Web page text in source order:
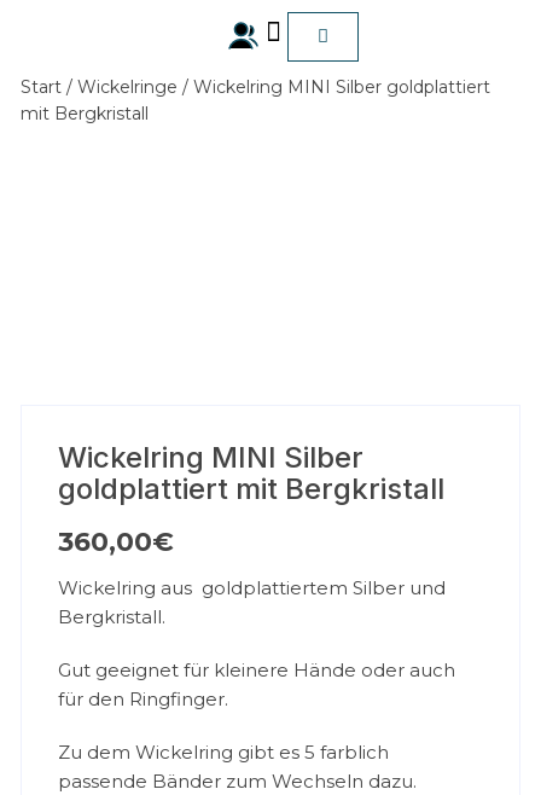
Start /Wickelringe / Wickelring MINI Silber goldplattiert
mit Bergkristall
Wickelring MINI Silber
goldplattiert mit Bergkristall
360,00€
Wickelring aus goldplattiertem Silber und
Bergkristall.
Gut geeignet für kleinere Hände oder auch
für den Ringfinger.
Zu dem Wickelring gibt es 5 farblich
passende Bänder zum Wechseln dazu.